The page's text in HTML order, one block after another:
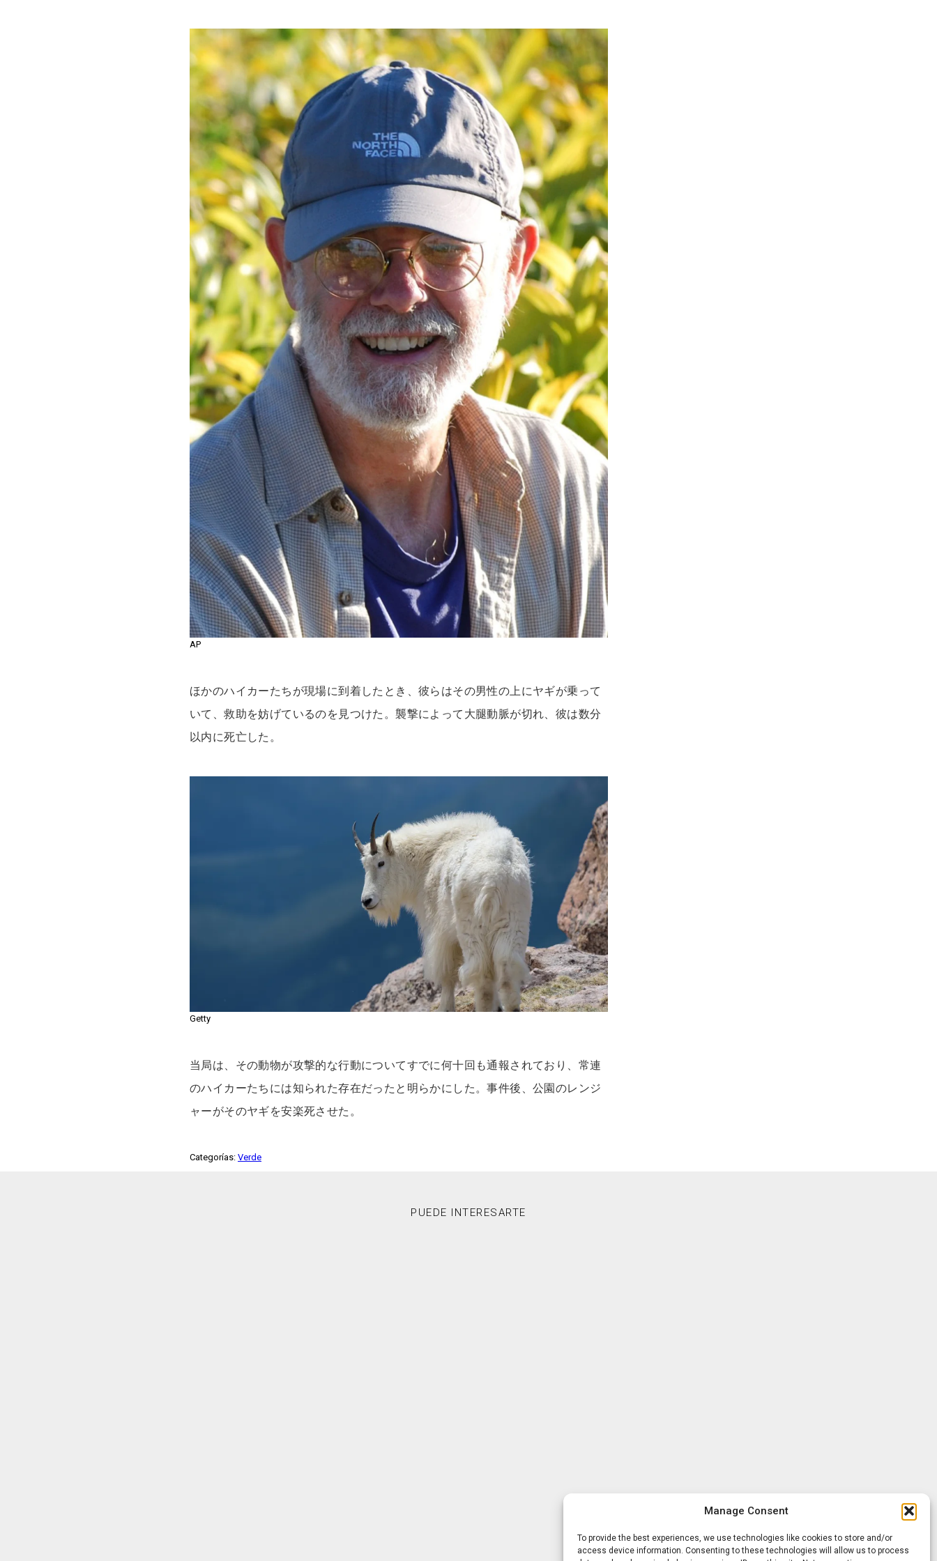
Manage Consent
To provide the best experiences, we use technologies like cookies to store and/or
access device information. Consenting to these technologies will allow us to process
AP
ほかのハイカーたちが現場に到着したとき、彼らはその男性の上にヤギが乗って
いて、救助を妨げているのを見つけた。襲撃によって大腿動脈が切れ、彼は数分
以内に死亡した。
Getty
当局は、その動物が攻撃的な行動についてすでに何十回も通報されており、常連
のハイカーたちには知られた存在だったと明らかにした。事件後、公園のレンジ
ャーがそのヤギを安楽死させた。
Categorías: Verde
PUEDE INTERESARTE